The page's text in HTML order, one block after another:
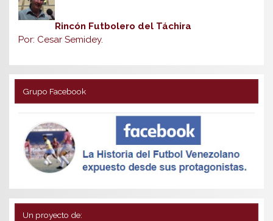
Rincón Futbolero del Táchira
Por: Cesar Semidey.
Grupo Facebook
Un proyecto de: